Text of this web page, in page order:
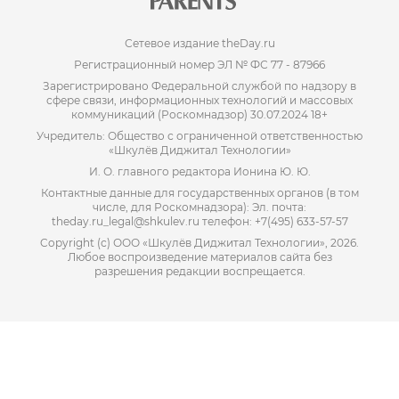
Сетевое издание theDay.ru
Регистрационный номер ЭЛ № ФС 77 - 87966
Зарегистрировано Федеральной службой по надзору в
сфере связи, информационных технологий и массовых
коммуникаций (Роскомнадзор) 30.07.2024 18+
Учредитель: Общество с ограниченной ответственностью
«Шкулёв Диджитал Технологии»
И. О. главного редактора Ионина Ю. Ю.
Контактные данные для государственных органов (в том
числе, для Роскомнадзора): Эл. почта:
theday.ru_legal@shkulev.ru телефон: +7(495) 633-57-57
Copyright (с) ООО «Шкулёв Диджитал Технологии», 2026.
Любое воспроизведение материалов сайта без
разрешения редакции воспрещается.